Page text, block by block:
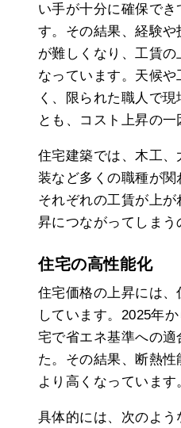
い手が十分に確保で
す。その結果、経験
が難しくなり、工賃の
なっています。天候
く、限られた職人で
とも、コスト上昇の一
住宅建築では、木工
装など多くの職種が関
それぞれの工賃が上
昇につながってしまう
住宅の高性能化
住宅価格の上昇には
しています。2025年
宅で省エネ基準への適
た。その結果、断熱
より高くなっています
具体的には、次のよう